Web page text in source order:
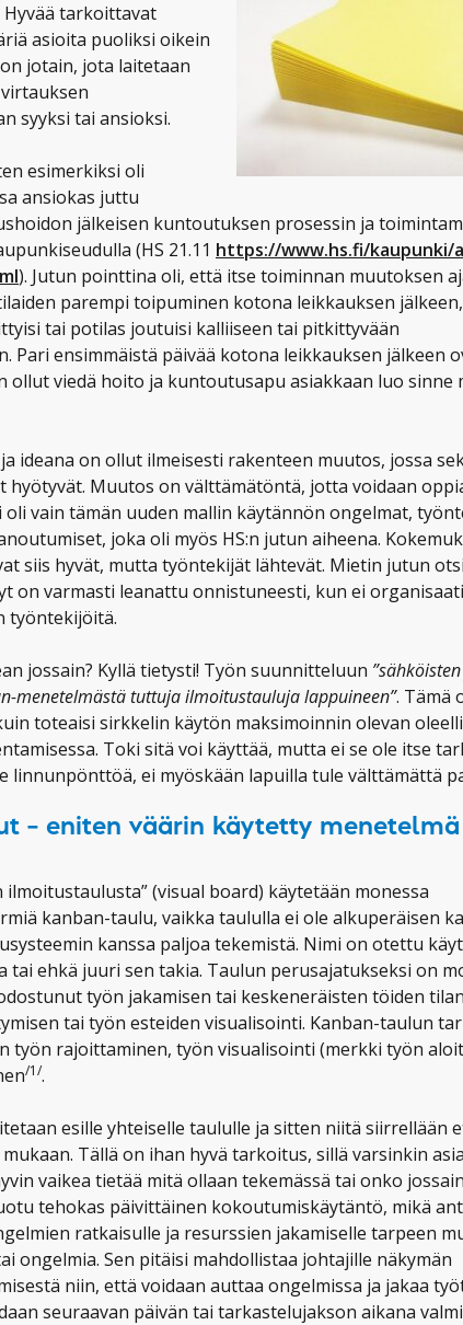
tarkoittavat
asioita puoliksi oikein
jotain, jota laitetaan
syyksi tai ansioksi.
esimerkiksi oli
ansiokas juttu
jälkeisen kuntoutuksen prosessin ja
(HS 21.11 https://www.hs.fi/kaupunki/
). Jutun pointtina oli, että itse toiminnan muutoksen
parempi toipuminen kotona leikkauksen
tai potilas joutuisi kalliiseen tai pitkittyvään
Pari ensimmäistä päivää kotona leikkauksen jälkeen
ollut viedä hoito ja kuntoutusapu asiakkaan luo sinne
ideana on ollut ilmeisesti rakenteen muutos, jossa
hyötyvät. Muutos on välttämätöntä, jotta voidaan
vain tämän uuden mallin käytännön ongelmat,
joka oli myös HS:n jutun aiheena.
siis hyvät, mutta työntekijät lähtevät. Mietin jutun
on varmasti leanattu onnistuneesti, kun ei
työntekijöitä.
jossain? Kyllä tietysti! Työn suunnitteluun
menetelmästä tuttuja ilmoitustauluja lappuineen”. Tämä
toteaisi sirkkelin käytön maksimoinnin olevan
Toki sitä voi käyttää, mutta ei se ole itse
linnunpönttöä, ei myöskään lapuilla tule välttämättä
– eniten väärin käytetty menetelmä
ilmoitustaulusta” (visual board) käytetään monessa
kanban-taulu, vaikka taululla ei ole alkuperäisen
kanssa paljoa tekemistä. Nimi on otettu
tai ehkä juuri sen takia. Taulun perusajatukseksi on
työn jakamisen tai keskeneräisten töiden tilan
tai työn esteiden visualisointi. Kanban-taulun
työn rajoittaminen, työn visualisointi (merkki työn
/1/.
esille yhteiselle taululle ja sitten niitä siirrellään
Tällä on ihan hyvä tarkoitus, sillä varsinkin
vaikea tietää mitä ollaan tekemässä tai onko
tehokas päivittäinen kokoutumiskäytäntö, mikä
ratkaisulle ja resurssien jakamiselle tarpeen
ongelmia. Sen pitäisi mahdollistaa johtajille näkymän
niin, että voidaan auttaa ongelmissa ja jakaa
seuraavan päivän tai tarkastelujakson aikana